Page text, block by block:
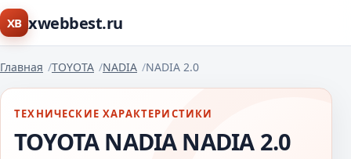
XB xwebbest.ru
Главная TOYOTA NADIA NADIA 2.0
ТЕХНИЧЕСКИЕ ХАРАКТЕРИСТИКИ
TOYOTA NADIA NADIA 2.0